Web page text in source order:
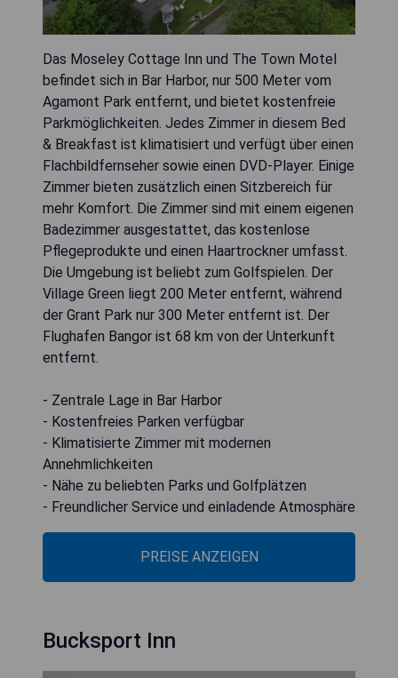
Das Moseley Cottage Inn und The Town Motel
befindet sich in Bar Harbor, nur 500 Meter vom
Agamont Park entfernt, und bietet kostenfreie
Parkmöglichkeiten. Jedes Zimmer in diesem Bed
& Breakfast ist klimatisiert und verfügt über einen
Flachbildfernseher sowie einen DVD-Player. Einige
Zimmer bieten zusätzlich einen Sitzbereich für
mehr Komfort. Die Zimmer sind mit einem eigenen
Badezimmer ausgestattet, das kostenlose
Pflegeprodukte und einen Haartrockner umfasst.
Die Umgebung ist beliebt zum Golfspielen. Der
Village Green liegt 200 Meter entfernt, während
der Grant Park nur 300 Meter entfernt ist. Der
Flughafen Bangor ist 68 km von der Unterkunft
entfernt.
- Zentrale Lage in Bar Harbor
- Kostenfreies Parken verfügbar
- Klimatisierte Zimmer mit modernen
Annehmlichkeiten
- Nähe zu beliebten Parks und Golfplätzen
- Freundlicher Service und einladende Atmosphäre
PREISE ANZEIGEN
Bucksport Inn